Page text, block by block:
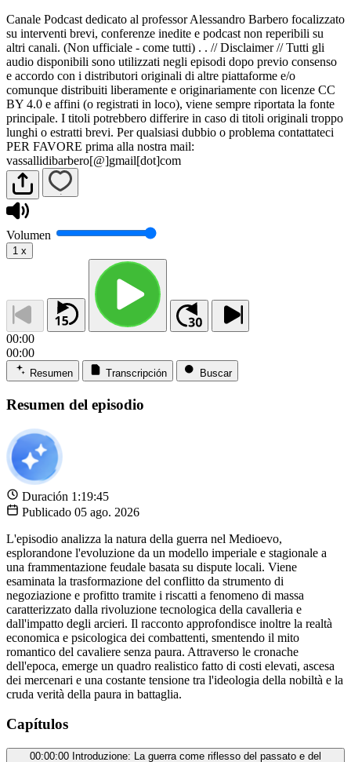
Canale Podcast dedicato al professor Alessandro Barbero focalizzato
su interventi brevi, conferenze inedite e podcast non reperibili su
altri canali. (Non ufficiale - come tutti) . . // Disclaimer // Tutti gli
audio disponibili sono utilizzati negli episodi dopo previo consenso
e accordo con i distributori originali di altre piattaforme e/o
comunque distribuiti liberamente e originariamente con licenze CC
BY 4.0 e affini (o registrati in loco), viene sempre riportata la fonte
principale. I titoli potrebbero differire in caso di titoli originali troppo
lunghi o estratti brevi. Per qualsiasi dubbio o problema contattateci
PER FAVORE prima alla nostra mail:
vassallidibarbero[@]gmail[dot]com
Volumen
1 x
00:00
00:00
Resumen Transcripción Buscar
Resumen del episodio
Duración 1:19:45
Publicado 05 ago. 2026
L'episodio analizza la natura della guerra nel Medioevo,
esplorandone l'evoluzione da un modello imperiale e stagionale a
una frammentazione feudale basata su dispute locali. Viene
esaminata la trasformazione del conflitto da strumento di
negoziazione e profitto tramite i riscatti a fenomeno di massa
caratterizzato dalla rivoluzione tecnologica della cavalleria e
dall'impatto degli arcieri. Il racconto approfondisce inoltre la realtà
economica e psicologica dei combattenti, smentendo il mito
romantico del cavaliere senza paura. Attraverso le cronache
dell'epoca, emerge un quadro realistico fatto di costi elevati, ascesa
dei mercenari e una costante tensione tra l'ideologia della nobiltà e la
cruda verità della paura in battaglia.
Capítulos
00:00:00 Introduzione: La guerra come riflesso del passato e del